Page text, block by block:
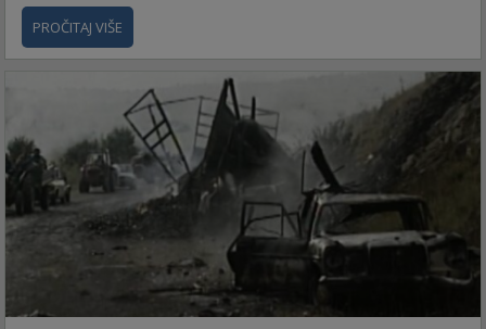
PROČITAJ VIŠE